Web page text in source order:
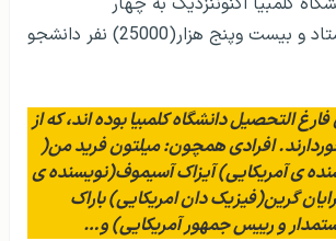
هزار(4000) نفر استاد و بیست وپنج هزار(25000) نفر دانشجو
التحصیل دانشگاه کلمبیا بوده اند، که از
افرادی همچون: میلتون فرید من(
ی آمریکایی) آیزاک آسیموف(نویسنده ی
گرین(فیزیک دان امریکایی) باراک
و رییس جمهور آمریکایی) و…